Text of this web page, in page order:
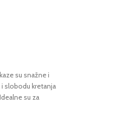
su snažne i
slobodu kretanja
su za